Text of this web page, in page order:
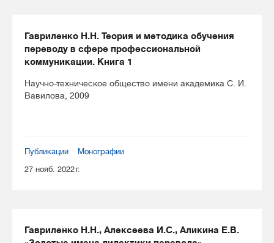
Гавриленко Н.Н. Теория и методика обучения
переводу в сфере профессиональной
коммуникации. Книга 1
Научно-техническое общество имени академика С. И.
Вавилова, 2009
Публикации
Монографии
27 нояб. 2022 г.
Гавриленко Н.Н., Алексеева И.С., Аликина Е.В.